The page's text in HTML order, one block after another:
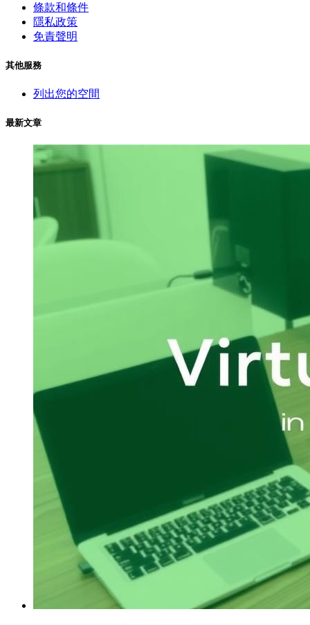
條款和條件
隱私政策
免責聲明
其他服務
列出您的空間
最新文章